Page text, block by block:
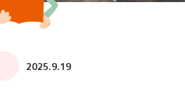
2025.9.19